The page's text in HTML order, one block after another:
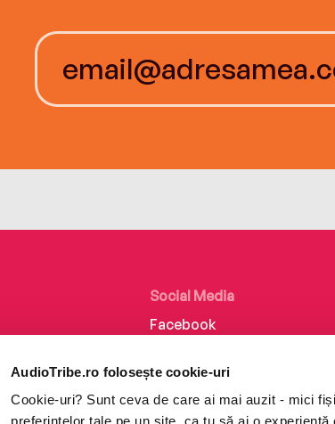
AudioTribe.ro folosește cookie-uri
Cookie-uri? Sunt ceva de care ai mai auzit - mici
Social Media
Facebook
Instagram
TikTok